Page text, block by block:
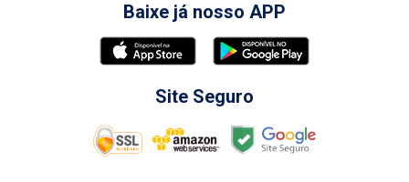
Baixe já nosso APP
Site Seguro